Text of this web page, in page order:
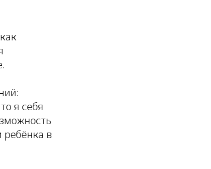
я себя
ребёнка в